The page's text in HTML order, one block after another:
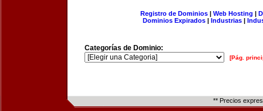
Registro de Dominios| Web Hosting |
Dominios Expirados | Industrias |
Categorías de Dominio:
[Pág.
** Precios